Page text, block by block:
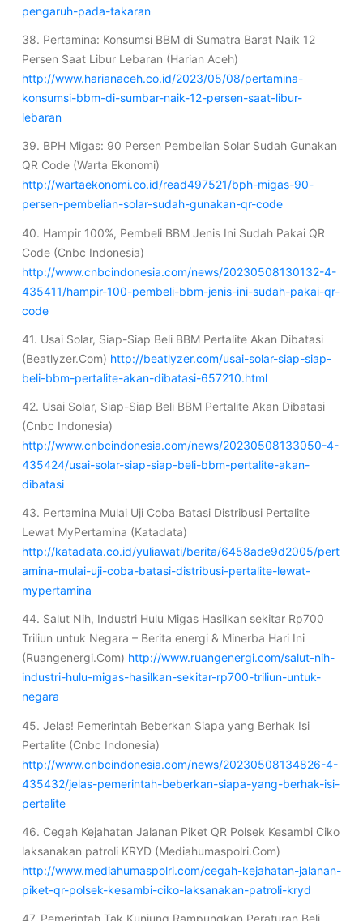
pengaruh-pada-takaran
38. Pertamina: Konsumsi BBM di Sumatra Barat Naik 12
Persen Saat Libur Lebaran (Harian Aceh)
http://www.harianaceh.co.id/2023/05/08/pertamina-
konsumsi-bbm-di-sumbar-naik-12-persen-saat-libur-
lebaran
39. BPH Migas: 90 Persen Pembelian Solar Sudah Gunakan
QR Code (Warta Ekonomi)
http://wartaekonomi.co.id/read497521/bph-migas-90-
persen-pembelian-solar-sudah-gunakan-qr-code
40. Hampir 100%, Pembeli BBM Jenis Ini Sudah Pakai QR
Code (Cnbc Indonesia)
http://www.cnbcindonesia.com/news/20230508130132-4-
435411/hampir-100-pembeli-bbm-jenis-ini-sudah-pakai-qr-
code
41. Usai Solar, Siap-Siap Beli BBM Pertalite Akan Dibatasi
(Beatlyzer.Com) http://beatlyzer.com/usai-solar-siap-siap-
beli-bbm-pertalite-akan-dibatasi-657210.html
42. Usai Solar, Siap-Siap Beli BBM Pertalite Akan Dibatasi
(Cnbc Indonesia)
http://www.cnbcindonesia.com/news/20230508133050-4-
435424/usai-solar-siap-siap-beli-bbm-pertalite-akan-
dibatasi
43. Pertamina Mulai Uji Coba Batasi Distribusi Pertalite
Lewat MyPertamina (Katadata)
http://katadata.co.id/yuliawati/berita/6458ade9d2005/pert
amina-mulai-uji-coba-batasi-distribusi-pertalite-lewat-
mypertamina
44. Salut Nih, Industri Hulu Migas Hasilkan sekitar Rp700
Triliun untuk Negara – Berita energi & Minerba Hari Ini
(Ruangenergi.Com) http://www.ruangenergi.com/salut-nih-
industri-hulu-migas-hasilkan-sekitar-rp700-triliun-untuk-
negara
45. Jelas! Pemerintah Beberkan Siapa yang Berhak Isi
Pertalite (Cnbc Indonesia)
http://www.cnbcindonesia.com/news/20230508134826-4-
435432/jelas-pemerintah-beberkan-siapa-yang-berhak-isi-
pertalite
46. Cegah Kejahatan Jalanan Piket QR Polsek Kesambi Ciko
laksanakan patroli KRYD (Mediahumaspolri.Com)
http://www.mediahumaspolri.com/cegah-kejahatan-jalanan-
piket-qr-polsek-kesambi-ciko-laksanakan-patroli-kryd
47. Pemerintah Tak Kunjung Rampungkan Peraturan Beli